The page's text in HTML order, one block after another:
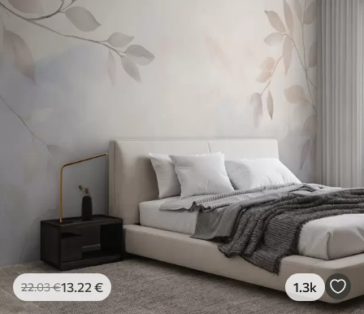
22.03€13 .22 € 1.3k